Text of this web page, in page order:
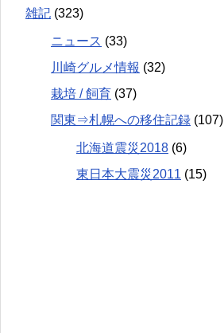
雑記 (323)
ニュース (33)
川崎グルメ情報 (32)
栽培 / 飼育 (37)
関東⇒札幌への移住記録 (107)
北海道震災2018 (6)
東日本大震災2011 (15)